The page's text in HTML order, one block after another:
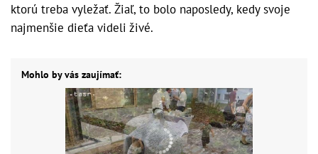
ktorú treba vyležať. Žiaľ, to bolo naposledy, kedy svoje
najmenšie dieťa videli živé.
Mohlo by vás zaujímať: